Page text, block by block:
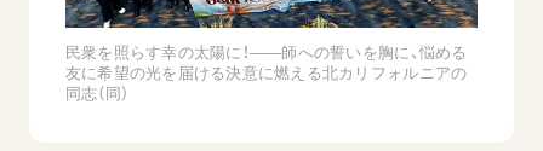
民衆を照らす幸の太陽に！――師への誓いを胸に、悩める
友に希望の光を届ける決意に燃える北カリフォルニアの
同志（同）